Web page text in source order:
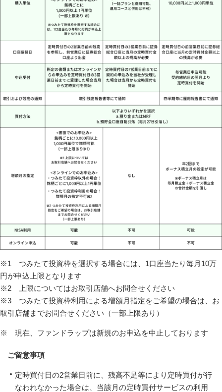
※1 つみたて投資枠を選択する場合には、1口座当たり毎月10万
円が申込上限となります
※2 上限についてはお取引店舗へお問合せください
※3 つみたて投資枠利用による増額月指定をご希望の場合は、お
取引店舗までお問合せください（一部上限あり）
※ 現在、ファンドラップは新規のお申込を中止しております
ご留意事項
定時買付日の2営業日前に、残高不足等により定時買付が行
なわれなかった場合は、当該月の定時買付サービスの利用